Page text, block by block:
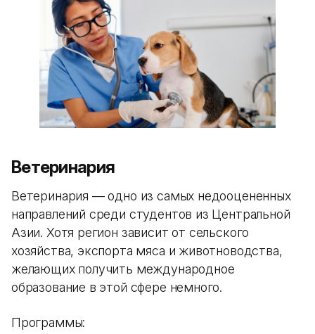
Ветеринария
Ветеринария — одно из самых недооцененных
направлений среди студентов из Центральной
Азии. Хотя регион зависит от сельского
хозяйства, экспорта мяса и животноводства,
желающих получить международное
образование в этой сфере немного.
Программы: